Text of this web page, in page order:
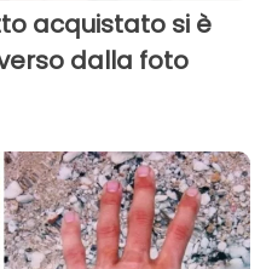
acquistato si è
dalla foto